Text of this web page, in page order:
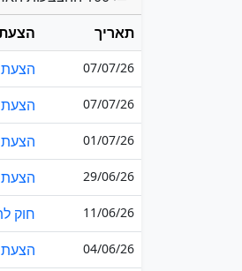
תאריך
07/07/26 הצעת
07/07/26 הצעת
01/07/26 הצעת
29/06/26 הצעת
11/06/26 חוק
04/06/26 הצעת